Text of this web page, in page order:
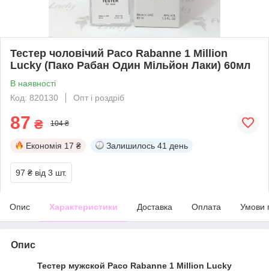
Тестер чоловічий Paco Rabanne 1 Million
Lucky (Пако Рабан Один Мільйон Лаки) 60мл
В наявності
Код: 820130
Опт і роздріб
87 ₴ 104 ₴
Економія 17 ₴ Залишилось 41 день
97 ₴ від 3 шт.
Опис Характеристики Доставка Оплата Умови
Опис
Тестер мужской Paco Rabanne 1 Million Lucky